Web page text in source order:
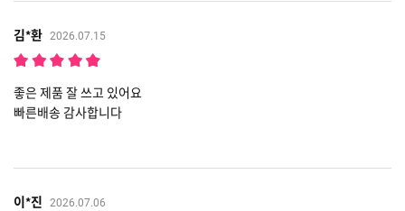
김*환 2026.07.15
좋은 제품 잘 쓰고 있어요
빠른배송 감사합니다
이*진 2026.07.06